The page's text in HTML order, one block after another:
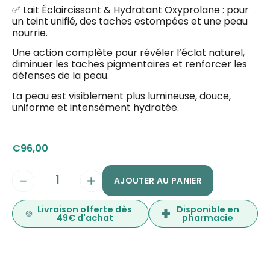
✅ Lait Éclaircissant & Hydratant Oxyprolane : pour
un teint unifié, des taches estompées et une peau
nourrie.
Une action complète pour révéler l’éclat naturel,
diminuer les taches pigmentaires et renforcer les
défenses de la peau.
La peau est visiblement plus lumineuse, douce,
uniforme et intensément hydratée.
€96,00
AJOUTER AU PANIER
Livraison offerte dès
49€ d'achat
Disponible en
pharmacie